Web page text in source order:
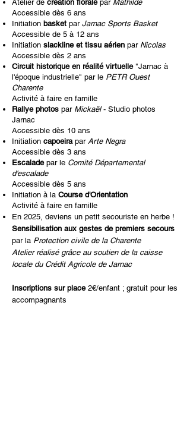
Atelier de création floralepar Mathilde
Accessible dès 6 ans
Initiation basket par Jarnac Sports Basket
Accessible de 5 à 12 ans
Initiation slackline et tissu aérien par Nicolas
Accessible dès 2 ans
Circuit historique en réalité virtuelle"Jarnac à
l'époque industrielle" par le PETR Ouest
Charente
Activité à faire en famille
Rallye photos par Mickaël- Studio photos
Jarnac
Accessible dès 10 ans
Initiation capoeira par Arte Negra
Accessible dès 3 ans
Escalade par le Comité Départemental
d'escalade
Accessible dès 5 ans
Initiation à la Course d'Orientation
Activité à faire en famille
En 2025, deviens un petit secouriste en herbe !
Sensibilisation aux gestes de premiers secours
par la Protection civile de la Charente
Atelier réalisé grâce au soutien de la caisse
locale du Crédit Agricole de Jarnac
Inscriptions sur place 2€/enfant ; gratuit pour les
accompagnants